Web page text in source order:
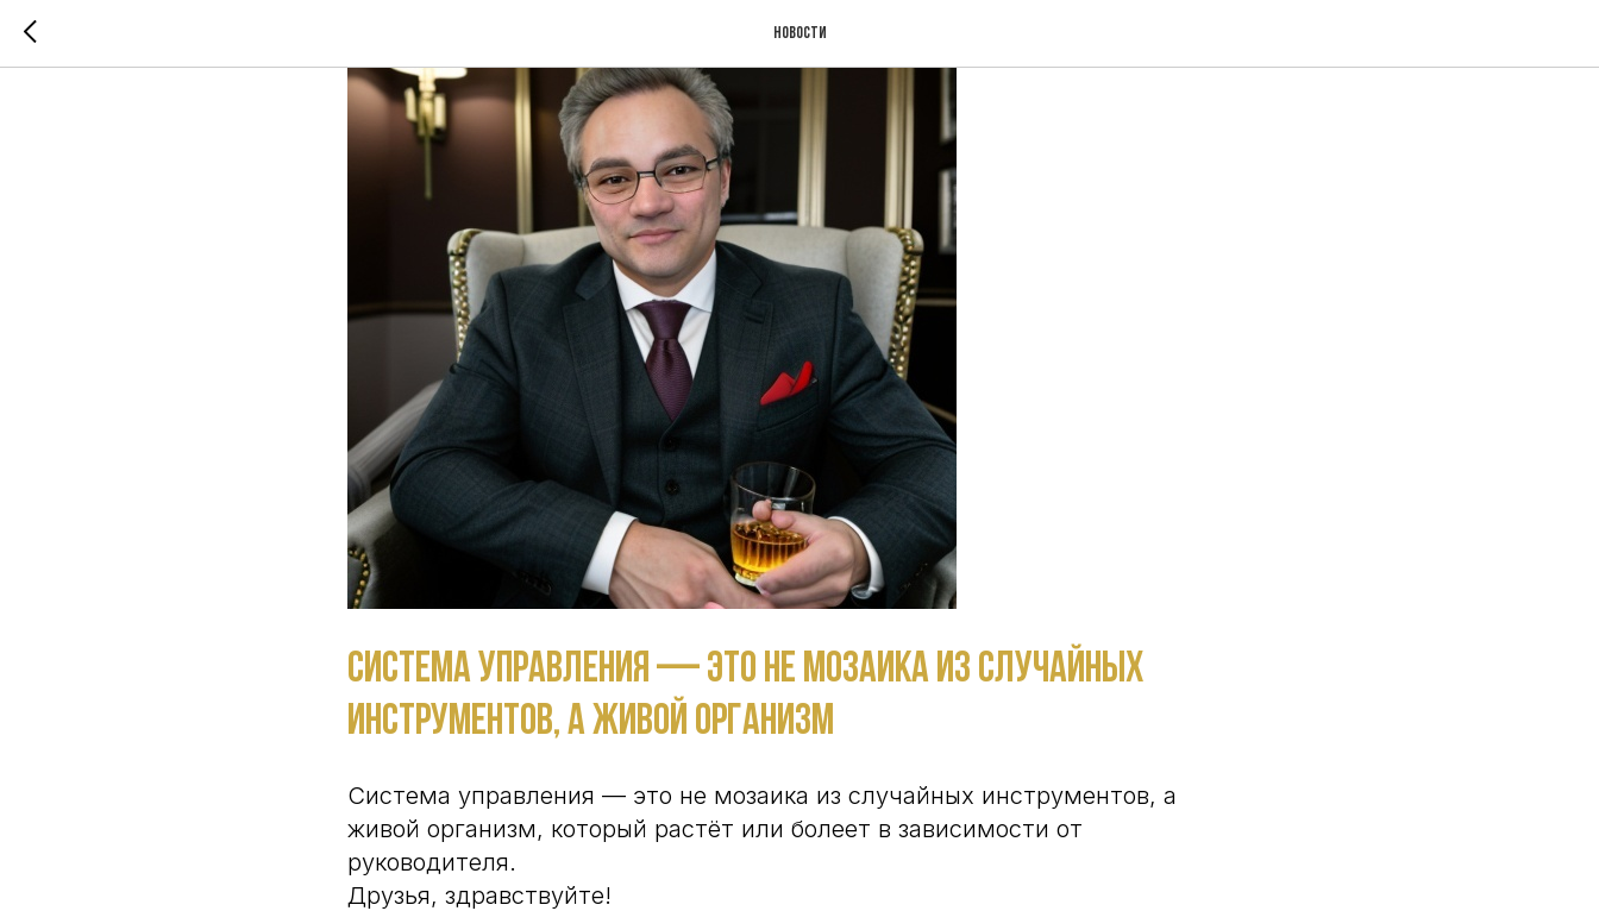
Новости
Система управления — это не мозаика из случайных
инструментов, а живой организм
Система управления — это не мозаика из случайных инструментов, а
живой организм, который растёт или болеет в зависимости от
руководителя.
Друзья, здравствуйте!